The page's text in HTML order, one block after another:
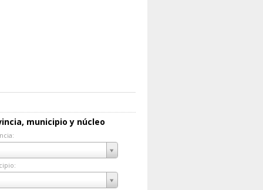
municipio y núcleo